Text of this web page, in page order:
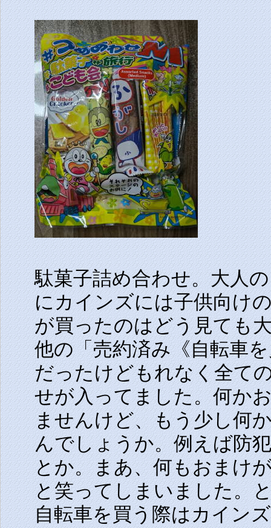
駄菓子詰め合わせ。大人
にカインズには子供向け
が買ったのはどう見ても
他の「売約済み《自転車
だったけどもれなく全て
せが入ってました。何か
ませんけど、もう少し何
んでしょうか。例えば防
とか。まあ、何もおまけ
と笑ってしまいました。
自転車を買う際はカイン